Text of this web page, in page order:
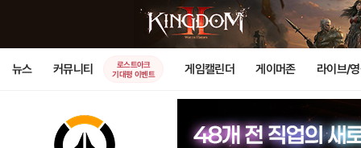
뉴스 커뮤니티
로스트아크
기대평 이벤트
게임캘린더 게이머존 라이브/